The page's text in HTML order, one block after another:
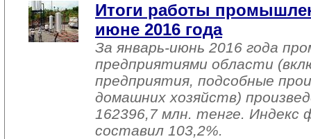
Итоги работы
июне 2016 года
За январь-июнь 2016 года
предприятиями области
предприятия, подсобные
домашних хозяйств)
162396,7 млн. тенге. Индекс
составил 103,2%.